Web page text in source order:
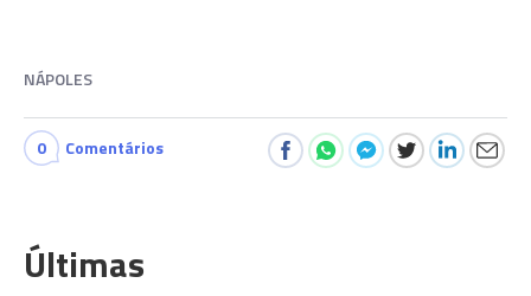
NÁPOLES
0 Comentários
Últimas